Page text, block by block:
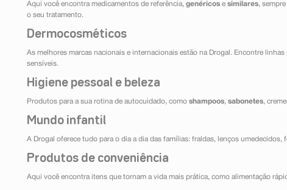
Aqui você encontra medicamentos de referência, genéricos e similares,
o seu tratamento.
Dermocosméticos
As melhores marcas nacionais e internacionais estão na Drogal. Encontre
sensíveis.
Higiene pessoal e beleza
Produtos para a sua rotina de autocuidado, como shampoos, sabonetes,
Mundo infantil
A Drogal oferece tudo para o dia a dia das famílias: fraldas, lenços
Produtos de conveniência
Aqui você encontra itens que tornam a vida mais prática, como alimentação